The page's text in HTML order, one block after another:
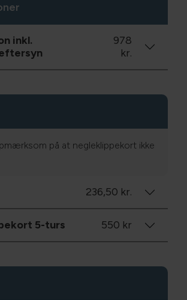
inkl.
978
kr.
på at negleklippekort ikke
236,50 kr.
5-turs 550 kr